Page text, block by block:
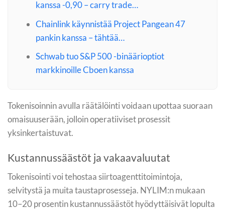
kanssa -0,90 – carry trade…
Chainlink käynnistää Project Pangean 47
pankin kanssa – tähtää…
Schwab tuo S&P 500 -binäärioptiot
markkinoille Cboen kanssa
Tokenisoinnin avulla räätälöinti voidaan upottaa suoraan
omaisuuserään, jolloin operatiiviset prosessit
yksinkertaistuvat.
Kustannussäästöt ja vakaavaluutat
Tokenisointi voi tehostaa siirtoagenttitoimintoja,
selvitystä ja muita taustaprosesseja. NYLIM:n mukaan
10–20 prosentin kustannussäästöt hyödyttäisivät lopulta